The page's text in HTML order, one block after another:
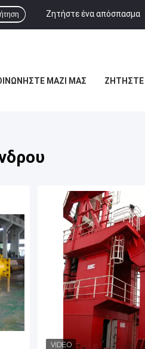
Ζητήστε ένα απόσπασμα
ΜΑΖΊ ΜΑΣ ΖΗΤΉΣΤΕ